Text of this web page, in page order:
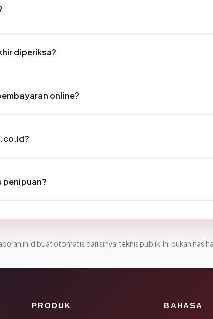
diperiksa?
online?
penipuan?
ini dibuat otomatis dari sinyal teknis publik. Ini bukan
PRODUK BAHASA